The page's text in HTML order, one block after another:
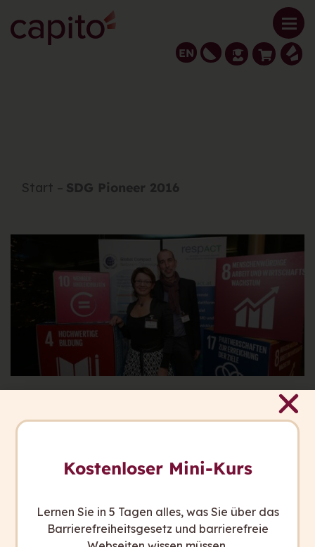
EN
Start SDG Pioneer 2016
atempo ist SDG Pioneer 2016
und whatchado vertritt atempo Österreich beim
Unternehmen. Die fünf Nominierten zeichnen sich
durch ihre herausragenden Beiträge zu den
Sustainable Development Goals (SDGs), den
Kostenloser Mini-Kurs
Lernen Sie in 5 Tagen alles, was Sie über das
Barrierefreiheitsgesetz und barrierefreie